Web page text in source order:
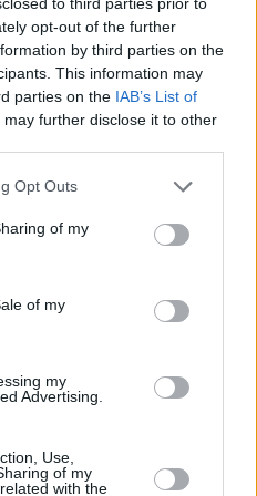
opt-out of the further
by third parties on the
This information may
parties on the IAB’s List of
may further disclose it to other
uses one or more Google
behaviour. You may click to
and its third-party tags to
purposes in below Google
Opt Outs
of my
of my
my
Advertising.
Use,
of my
with the